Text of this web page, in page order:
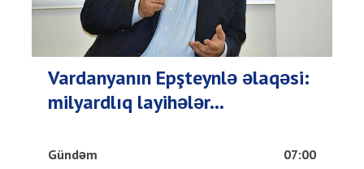
Vardanyanın Epşteynlə əlaqəsi:
milyardlıq layihələr...
Gündəm 07:00